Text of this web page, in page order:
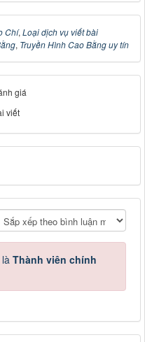
Chí,Loại dịch vụ viết bài
, Truyền Hình Cao Bằng uy tín
giá
viết
Thành viên chính